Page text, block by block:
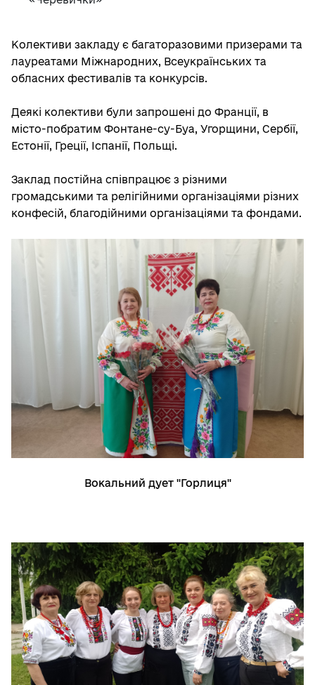
Колективи закладу є багаторазовими призерами та
лауреатами Міжнародних, Всеукраїнських та
обласних фестивалів та конкурсів.
Деякі колективи були запрошені до Франції, в
місто-побратим Фонтане-су-Буа, Угорщини, Сербії,
Естонії, Греції, Іспанії, Польщі.
Заклад постійна співпрацює з різними
громадськими та релігійними організаціями різних
конфесій, благодійними організаціями та фондами.
Вокальний дует "Горлиця"